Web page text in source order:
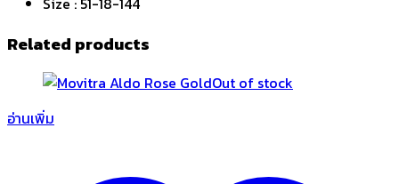
Related products
Out of stock
อ่านเพิ่ม